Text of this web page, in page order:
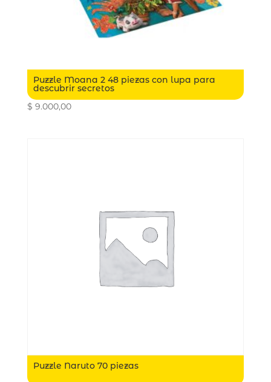
Puzzle Moana 2 48 piezas con lupa para
descubrir secretos
$ 9.000,00
Puzzle Naruto 70 piezas